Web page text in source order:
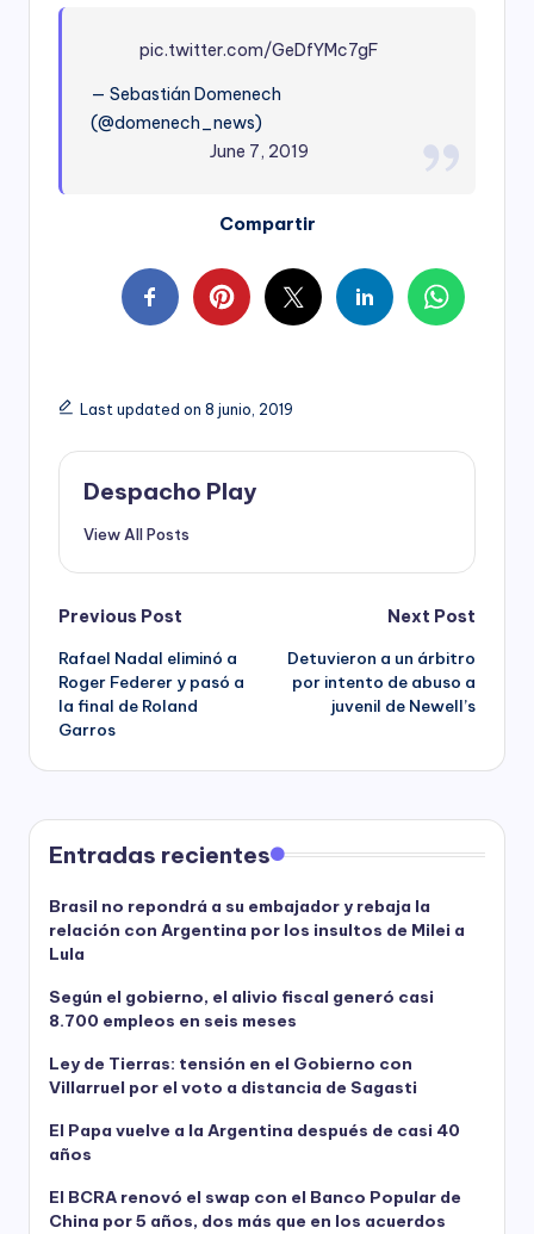
pic.twitter.com/GeDfYMc7gF
— Sebastián Domenech
(@domenech_news)
June 7, 2019
Compartir
Last updated on 8 junio, 2019
Despacho Play
View All Posts
Post
navigation
Previous Post
Rafael Nadal eliminó a
Roger Federer y pasó a
la final de Roland
Garros
Next Post
Detuvieron a un árbitro
por intento de abuso a
juvenil de Newell’s
Entradas recientes
Brasil no repondrá a su embajador y rebaja la
relación con Argentina por los insultos de Milei a
Lula
Según el gobierno, el alivio fiscal generó casi
8.700 empleos en seis meses
Ley de Tierras: tensión en el Gobierno con
Villarruel por el voto a distancia de Sagasti
El Papa vuelve a la Argentina después de casi 40
años
El BCRA renovó el swap con el Banco Popular de
China por 5 años, dos más que en los acuerdos